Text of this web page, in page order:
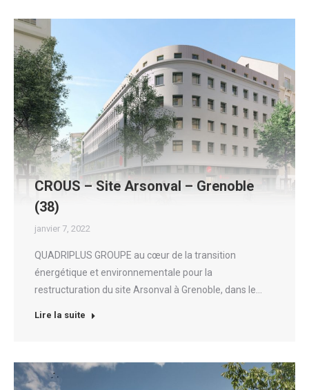
CROUS – Site Arsonval – Grenoble
(38)
janvier 7, 2022
QUADRIPLUS GROUPE au cœur de la transition
énergétique et environnementale pour la
restructuration du site Arsonval à Grenoble, dans le…
Lire la suite